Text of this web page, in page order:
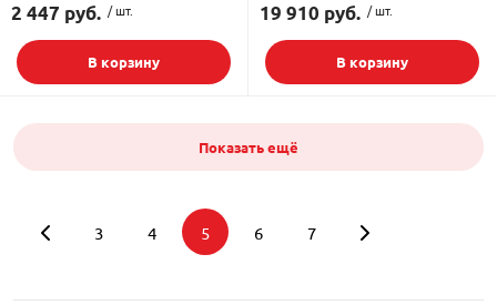
2 447 руб. / шт.
В корзину
19 910 руб. / шт.
В корзину
Показать ещё
3 4 5 6 7